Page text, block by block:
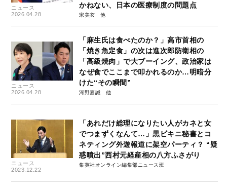
ニュース
2026.04.28
かねない、日本の医療制度の問題点
宋美玄
ニュース
2026.04.28
「麻生氏は食べたのか？」高市首相の
「焼き魚定食」の次は進次郎防衛相の
「高級焼肉」で大ブーイング、政治家は
なぜ食でここまで叩かれるのか…明暗分
けた“その瞬間”
河野嘉誠
ニュース
2023.12.22
「あれだけ総理になりたい人がカネと女
でつまずくなんて…」黒ビキニ秘書とコ
ネティング外遊報道に架空パーティ？ “疑
惑噴出”西村元経産相の八方ふさがり
集英社オンライン編集部ニュース班